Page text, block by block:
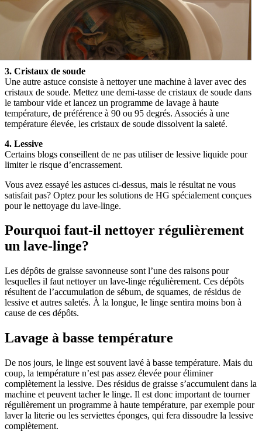
3. Cristaux de soude
Une autre astuce consiste à nettoyer une machine à laver avec des
cristaux de soude. Mettez une demi-tasse de cristaux de soude dans
le tambour vide et lancez un programme de lavage à haute
température, de préférence à 90 ou 95 degrés. Associés à une
température élevée, les cristaux de soude dissolvent la saleté.
4. Lessive
Certains blogs conseillent de ne pas utiliser de lessive liquide pour
limiter le risque d’encrassement.
Vous avez essayé les astuces ci-dessus, mais le résultat ne vous
satisfait pas? Optez pour les solutions de HG spécialement conçues
pour le nettoyage du lave-linge.
Pourquoi faut-il nettoyer régulièrement
un lave-linge?
Les dépôts de graisse savonneuse sont l’une des raisons pour
lesquelles il faut nettoyer un lave-linge régulièrement. Ces dépôts
résultent de l’accumulation de sébum, de squames, de résidus de
lessive et autres saletés. À la longue, le linge sentira moins bon à
cause de ces dépôts.
Lavage à basse température
De nos jours, le linge est souvent lavé à basse température. Mais du
coup, la température n’est pas assez élevée pour éliminer
complètement la lessive. Des résidus de graisse s’accumulent dans la
machine et peuvent tacher le linge. Il est donc important de tourner
régulièrement un programme à haute température, par exemple pour
laver la literie ou les serviettes éponges, qui fera dissoudre la lessive
complètement.